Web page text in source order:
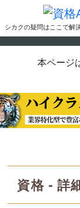
シカクの疑問はここで解
本ページ
資格 - 詳